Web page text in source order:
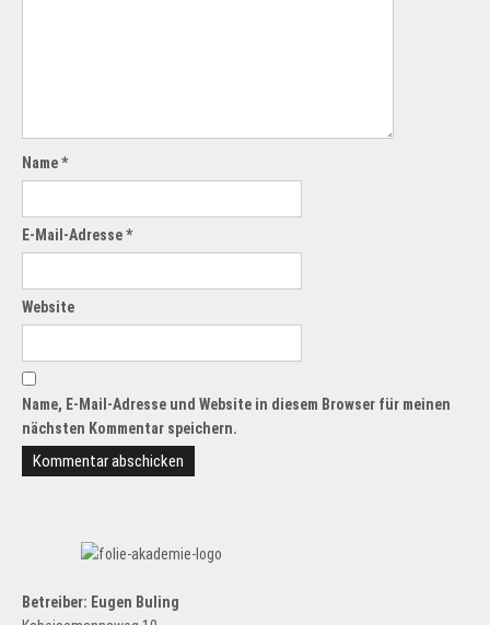
Name*
E-Mail-Adresse*
Website
Name, E-Mail-Adresse und Website in diesem Browser für meinen
nächsten Kommentar speichern.
Betreiber: Eugen Buling